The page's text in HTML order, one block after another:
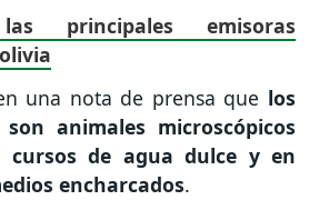
principales emisoras
una nota de prensa que los
animales microscópicos
de agua dulce y en
encharcados.